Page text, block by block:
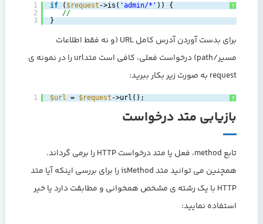
?
1
2
3
if ( $request ->is( 'admin/*' )) {
//
}
برای بدست آوردن آدرس کامل URL (و نه فقط اطلاعات
مسیر/path) درخواست فعلی، کافی است متدurl را در نمونه ی
request به صورت زیر بکار ببرید:
?
1 $url = $request ->url();
بازیابی متد درخواست
تابع method، فعل یا متد درخواست HTTP را برمی گرداند.
همچنین می توانید متد isMethod را برای بررسی اینکه آیا متد
HTTP با یک رشته ی مشخص همخوانی و مطابقت دارد یا خیر
استفاده نمایید: